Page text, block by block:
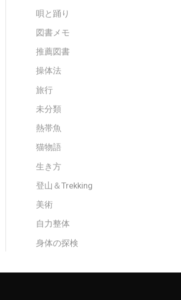
唄と踊り
図書メモ
推薦図書
操体法
旅行
未分類
熱帯魚
猫物語
生き方
登山＆Trekking
美術
自力整体
身体の探検